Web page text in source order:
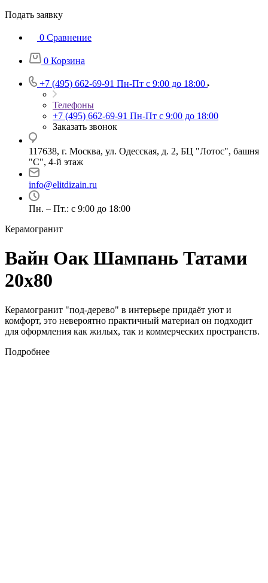
Подать заявку
0 Сравнение
0 Корзина
+7 (495) 662-69-91 Пн-Пт c 9:00 до 18:00
Телефоны
+7 (495) 662-69-91 Пн-Пт c 9:00 до 18:00
Заказать звонок
117638, г. Москва, ул. Одесская, д. 2, БЦ "Лотос", башня
"С", 4-й этаж
info@elitdizain.ru
Пн. – Пт.: с 9:00 до 18:00
Керамогранит
Вайн Оак Шампань Татами
20х80
Керамогранит "под-дерево" в интерьере придаёт уют и
комфорт, это невероятно практичный материал он подходит
для оформления как жилых, так и коммерческих пространств.
Подробнее